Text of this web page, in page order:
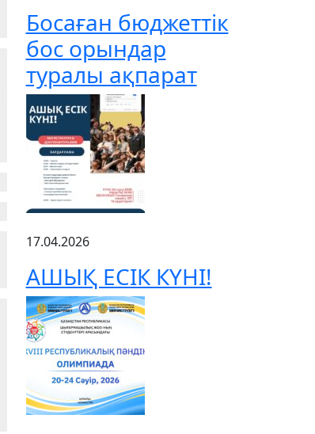
Босаған бюджеттік
бос орындар
туралы ақпарат
17.04.2026
АШЫҚ ЕСІК КҮНІ!